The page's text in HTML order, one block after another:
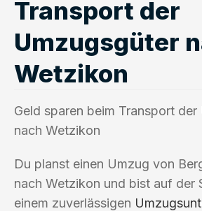
Transport der
Umzugsgüter
Wetzikon
Geld sparen beim Transport
nach Wetzikon
Du planst einen Umzug von
nach Wetzikon und bist auf der
einem zuverlässigen